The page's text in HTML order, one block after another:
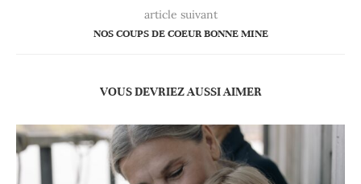
article suivant
NOS COUPS DE COEUR BONNE MINE
VOUS DEVRIEZ AUSSI AIMER